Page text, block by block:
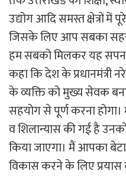
उद्योग आदि समस्त क्षेत्रों में
जिसके लिए आप सबका
हम सबको मिलकर यह सपना
कहा कि देश के प्रधानमंत्री
के व्यक्ति को मुख्य सेवक
सहयोग से पूर्ण करना
व शिलान्यास की गई है
किया जाएगा। मैं आपका
विकास करने के लिए